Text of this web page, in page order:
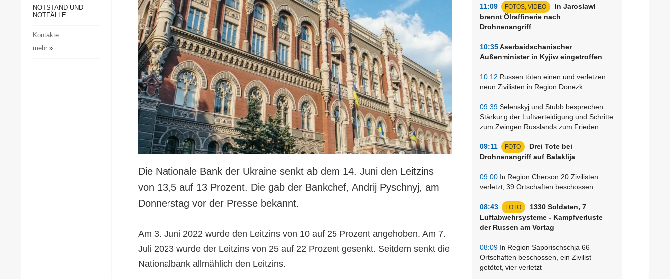
Gesellschaft und Kultur
Notstand und Notfälle
NOTSTAND UND
NOTFÄLLE
Kontakte
mehr»
11:09 FOTOS, VIDEO
In Jaroslawl
brennt Ölraffinerie nach
Drohnenangriff
10:35Aserbaidschanischer
Außenminister in Kyjiw eingetroffen
10:12 Russen töten einen und verletzen
neun Zivilisten in Region Donezk
09:39 Selenskyj und Stubb besprechen
Stärkung der Luftverteidigung und Schritte
zum Zwingen Russlands zum Frieden
09:11 FOTO
Drei Tote bei
Drohnenangriff auf Balaklija
09:00 In Region Cherson 20 Zivilisten
verletzt, 39 Ortschaften beschossen
08:43 FOTO
1330 Soldaten, 7
Luftabwehrsysteme - Kampfverluste
der Russen am Vortag
08:09 In Region Saporischschja 66
Ortschaften beschossen, ein Zivilist
getötet, vier verletzt
Die Nationale Bank der Ukraine senkt ab dem 14. Juni den Leitzins
von 13,5 auf 13 Prozent. Die gab der Bankchef, Andrij Pyschnyj, am
Donnerstag vor der Presse bekannt.
Am 3. Juni 2022 wurde den Leitzins von 10 auf 25 Prozent angehoben. Am 7.
Juli 2023 wurde der Leitzins von 25 auf 22 Prozent gesenkt. Seitdem senkt die
Nationalbank allmählich den Leitzins.